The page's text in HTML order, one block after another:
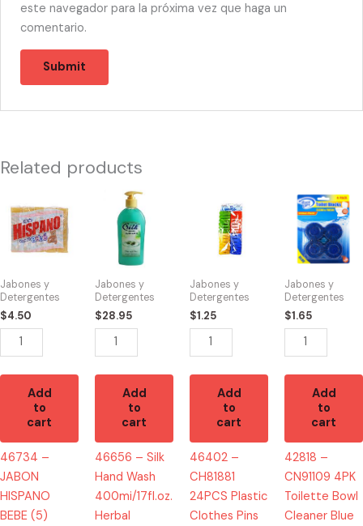
este navegador para la próxima vez que haga un
comentario.
Related products
Jabones y
Detergentes
$4.50
JABON
HISPANO
BEBE
(5)
quantity
Add
to
cart
46734 –
JABON
HISPANO
BEBE (5)
Jabones y
Detergentes
$28.95
46656
Hand
Wash
400mi/17fl.oz.
Herbal
Extracts
quantity
Add
to
cart
46656 – Silk
Hand Wash
400mi/17fl.oz.
Herbal
Jabones y
Detergentes
$1.25
CH81881
24PCS
Plastic
Clothes
Pins
quantity
Add
to
cart
46402 –
CH81881
24PCS Plastic
Clothes Pins
Jabones y
Detergentes
$1.65
42818
CN91109
4PK
Toilette
Bowl
Cleaner
Blue
quantity
Add
to
cart
42818 –
CN91109 4PK
Toilette Bowl
Cleaner Blue